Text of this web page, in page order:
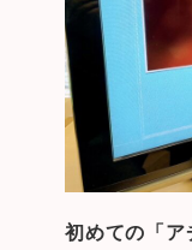
初めての「ア